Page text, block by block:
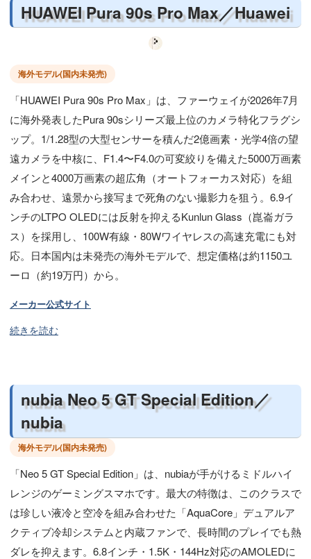
HUAWEI Pura 90s Pro Max／Huawei
海外モデル(国内未発売)
「HUAWEI Pura 90s Pro Max」は、ファーウェイが2026年7月
に海外発表したPura 90sシリーズ最上位のカメラ特化フラグシ
ップ。1/1.28型の大型センサーを積んだ2億画素・光学4倍の望
遠カメラを中核に、F1.4〜F4.0の可変絞りを備えた5000万画素
メインと4000万画素の超広角（オートフォーカス対応）を組
み合わせ、遠景から接写まで死角のない撮影力を狙う。6.9イ
ンチのLTPO OLEDには反射を抑えるKunlun Glass（崑崙ガラ
ス）を採用し、100W有線・80Wワイヤレスの高速充電にも対
応。日本国内は未発売の海外モデルで、想定価格は約1150ユ
ーロ（約19万円）から。
メーカー公式サイト
続きを読む
nubia Neo 5 GT Special Edition／
nubia
海外モデル(国内未発売)
「Neo 5 GT Special Edition」は、nubiaが手がけるミドルハイ
レンジのゲーミングスマホです。最大の特徴は、このクラスで
は珍しい液冷と空冷を組み合わせた「AquaCore」デュアルア
クティブ冷却システムと内蔵ファンで、長時間のプレイでも熱
ダレを抑えます。6.8インチ・1.5K・144Hz対応のAMOLEDに